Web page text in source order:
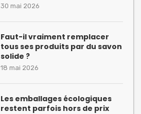
30 mai 2026
Faut-il vraiment remplacer
tous ses produits par du savon
solide ?
18 mai 2026
Les emballages écologiques
restent parfois hors de prix